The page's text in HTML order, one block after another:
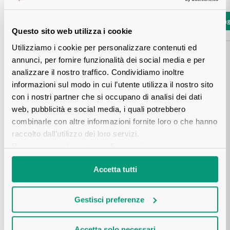
Questo sito web utilizza i cookie
Utilizziamo i cookie per personalizzare contenuti ed
annunci, per fornire funzionalità dei social media e per
analizzare il nostro traffico. Condividiamo inoltre
informazioni sul modo in cui l’utente utilizza il nostro sito
con i nostri partner che si occupano di analisi dei dati
web, pubblicità e social media, i quali potrebbero
combinarle con altre informazioni fornite loro o che hanno
raccolto dall’utilizzo dei loro servizi.
Per maggiori informazioniclicca qui.
Accetta tutti
Gestisci preferenze
Vini Siciliani
Vini Toscani
Vini Trentini
Vini Umbri
Vini Veneti
Vini della Champagne
Vini Bordeaux
Vedi tutti
Scheda tecnica
DESCRIZIONE
Il Merlot è un vitigno bordeaux che è stato introdotto nel
Collio alla fine del 1800. Perfettamente integrato con il
terreno e il clima, raggiunge le condizioni perfette per
I vigneti si trovano sulle colline ben esposte, in comune di San
VINIFICAZIONE E AFFINAMENTO